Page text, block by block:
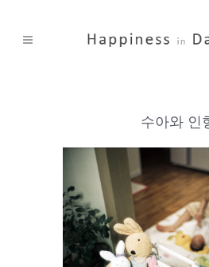
수아와 인